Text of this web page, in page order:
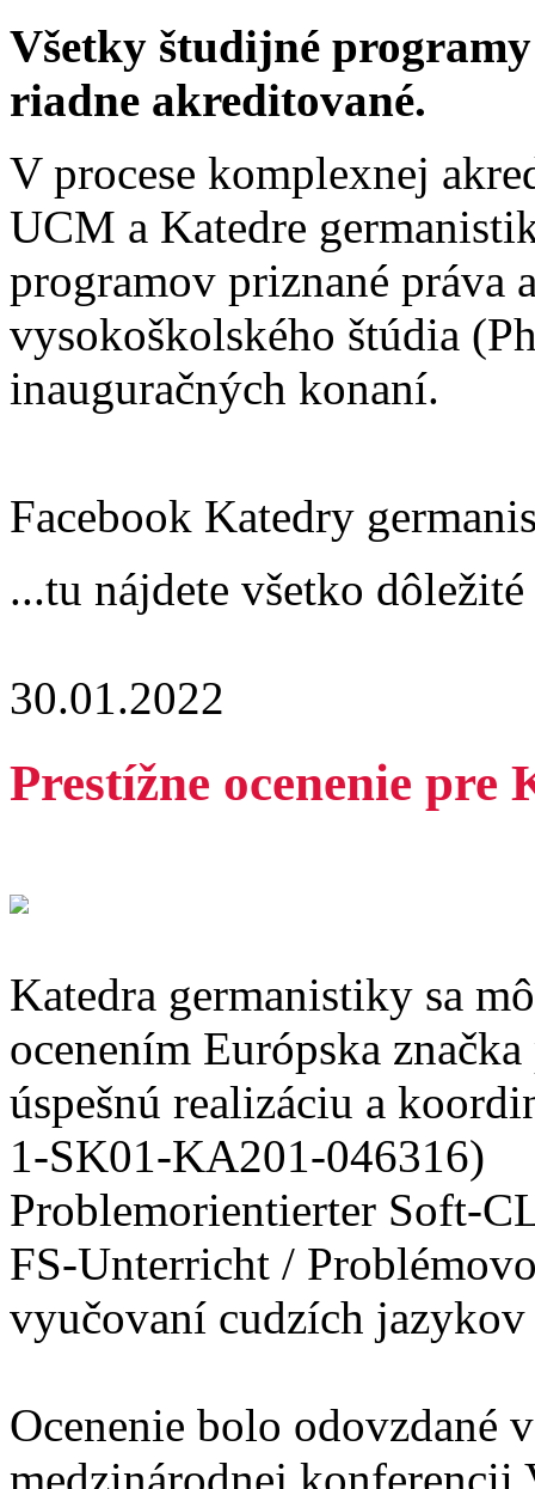
Všetky študijné
riadne akreditované.
V procese komplexnej
UCM a Katedre
programov priznané práva
vysokoškolského štúdia
inauguračných konaní.
Facebook Katedry
...tu nájdete všetko
30.01.2022
Prestížne ocenenie
Katedra germanistiky sa
ocenením Európska
úspešnú realizáciu a
1-SK01-KA201-046316)
Problemorientierter Soft-
FS-Unterricht /
vyučovaní cudzích
Ocenenie bolo odovzdané